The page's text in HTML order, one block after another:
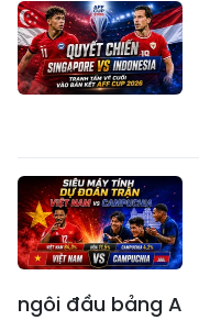
ngôi đầu bảng A